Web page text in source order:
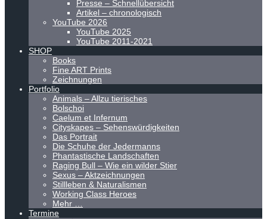
Presse – Schnellübersicht
Artikel – chronologisch
YouTube 2026
YouTube 2025
YouTube 2011-2021
SHOP
Books
Fine ART Prints
Zeichnungen
Portfolio
Animals – Allzu tierisches
Bolschoi
Caelum et Infernum
Cityskapes – Sehenswürdigkeiten
Das Portrait
Die Schuhe der Jedermanns
Phantastische Landschaften
Raging Bull – Wie ein wilder Stier
Sexus – Aktzeichnungen
Stillleben & Naturalismen
Working Class Heroes
Mehr …
Termine